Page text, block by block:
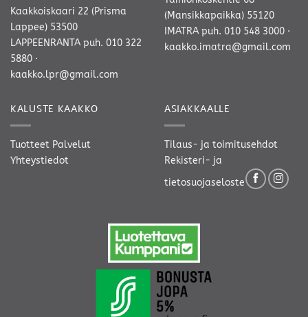
Kaakkoiskaari 22 (Prisma
Lappee) 53500
LAPPEENRANTA puh. 010 322
5880 ·
kaakko.lpr@gmail.com
(Mansikkapaikka) 55120
IMATRA puh. 010 548 3000 ·
kaakko.imatra@gmail.com
KALUSTE KAAKKO
Tuotteet Palvelut
Yhteystiedot
ASIAKKAALLE
Tilaus- ja toimitusehdot
Rekisteri- ja
tietosuojaseloste